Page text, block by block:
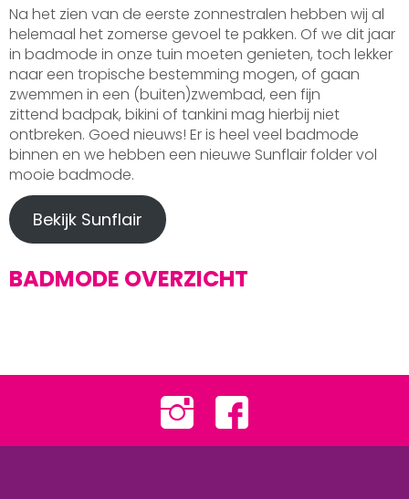
Na het zien van de eerste zonnestralen hebben wij al
helemaal het zomerse gevoel te pakken. Of we dit jaar
in badmode in onze tuin moeten genieten, toch lekker
naar een tropische bestemming mogen, of gaan
zwemmen in een (buiten)zwembad, een fijn
zittend badpak, bikini of tankini mag hierbij niet
ontbreken. Goed nieuws! Er is heel veel badmode
binnen en we hebben een nieuwe Sunflair folder vol
mooie badmode.
Bekijk Sunflair
BADMODE OVERZICHT